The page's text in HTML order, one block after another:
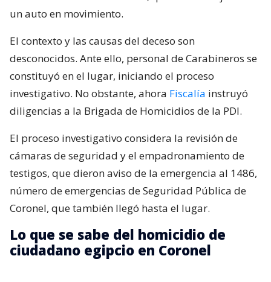
un auto en movimiento.
El contexto y las causas del deceso son
desconocidos. Ante ello, personal de Carabineros se
constituyó en el lugar, iniciando el proceso
investigativo. No obstante, ahora Fiscalía instruyó
diligencias a la Brigada de Homicidios de la PDI.
El proceso investigativo considera la revisión de
cámaras de seguridad y el empadronamiento de
testigos, que dieron aviso de la emergencia al 1486,
número de emergencias de Seguridad Pública de
Coronel, que también llegó hasta el lugar.
Lo que se sabe del homicidio de
ciudadano egipcio en Coronel